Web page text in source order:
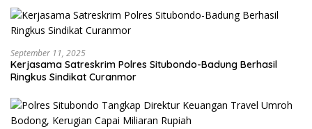
September 11, 2025
Kerjasama Satreskrim Polres Situbondo-Badung Berhasil
Ringkus Sindikat Curanmor